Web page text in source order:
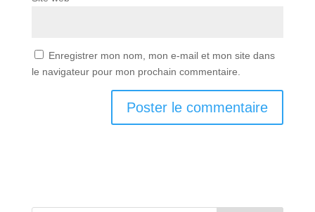
Enregistrer mon nom, mon e-mail et mon site dans
le navigateur pour mon prochain commentaire.